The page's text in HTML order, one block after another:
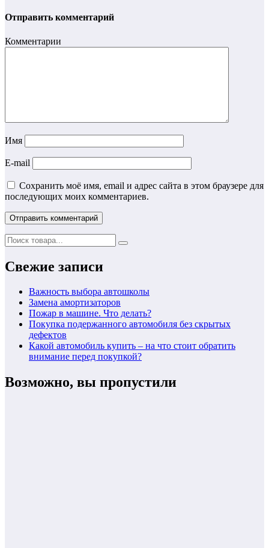
Отправить комментарий
Комментарии
Имя
E-mail
Сохранить моё имя, email и адрес сайта в этом браузере для
последующих моих комментариев.
Свежие записи
Важность выбора автошколы
Замена амортизаторов
Пожар в машине. Что делать?
Покупка подержанного автомобиля без скрытых
дефектов
Какой автомобиль купить – на что стоит обратить
внимание перед покупкой?
Возможно, вы пропустили